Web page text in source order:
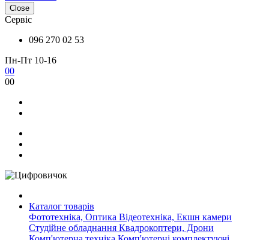
Close
Сервіс
096 270 02 53
Пн-Пт 10-16
00
00
Каталог товарів
Фототехніка, Оптика Відеотехніка, Екшн камери
Студійне обладнання Квадрокоптери, Дрони